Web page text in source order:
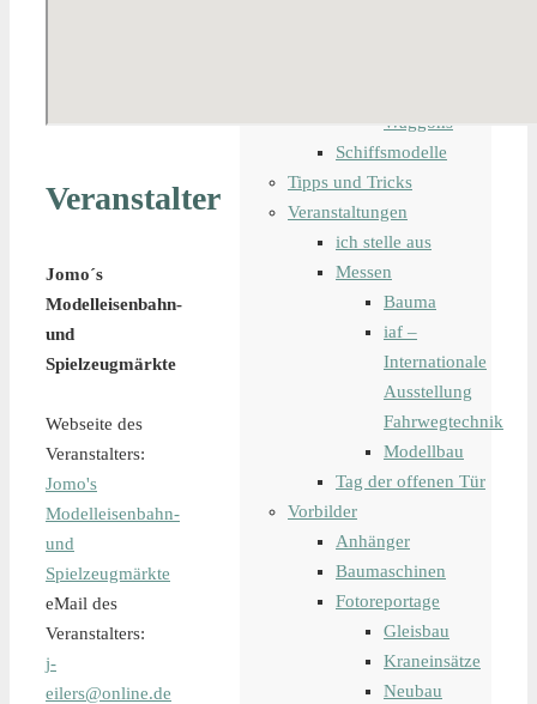
Veranstalter
Jomo´s
Modelleisenbahn-
und
Spielzeugmärkte
Webseite des
Veranstalters:
Jomo's
Modelleisenbahn-
und
Spielzeugmärkte
eMail des
Veranstalters:
j-
eilers@online.de
Waggons
Schiffsmodelle
Tipps und Tricks
Veranstaltungen
ich stelle aus
Messen
Bauma
iaf –
Internationale
Ausstellung
Fahrwegtechnik
Modellbau
Tag der offenen Tür
Vorbilder
Anhänger
Baumaschinen
Fotoreportage
Gleisbau
Kraneinsätze
Neubau